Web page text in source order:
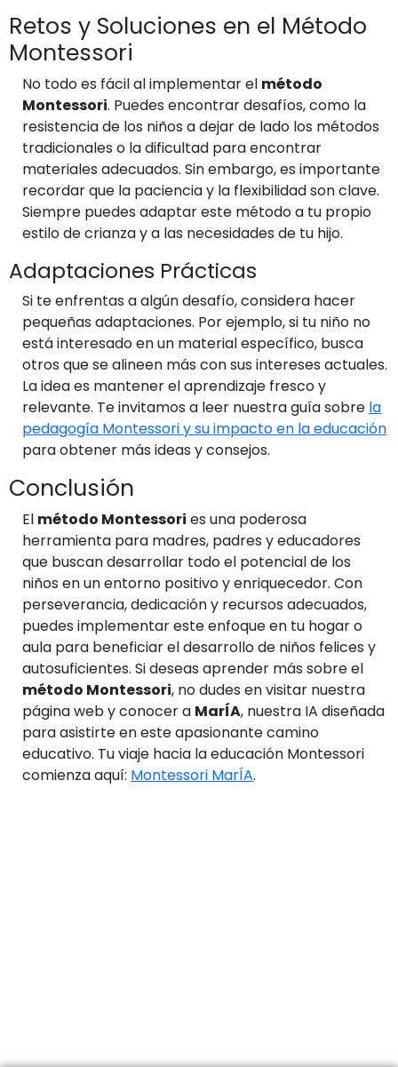
Retos y Soluciones en el Método
Montessori
No todo es fácil al implementar el método
Montessori. Puedes encontrar desafíos, como la
resistencia de los niños a dejar de lado los métodos
tradicionales o la dificultad para encontrar
materiales adecuados. Sin embargo, es importante
recordar que la paciencia y la flexibilidad son clave.
Siempre puedes adaptar este método a tu propio
estilo de crianza y a las necesidades de tu hijo.
Adaptaciones Prácticas
Si te enfrentas a algún desafío, considera hacer
pequeñas adaptaciones. Por ejemplo, si tu niño no
está interesado en un material específico, busca
otros que se alineen más con sus intereses actuales.
La idea es mantener el aprendizaje fresco y
relevante. Te invitamos a leer nuestra guía sobre la
pedagogía Montessori y su impacto en la educación
para obtener más ideas y consejos.
Conclusión
El método Montessori es una poderosa
herramienta para madres, padres y educadores
que buscan desarrollar todo el potencial de los
niños en un entorno positivo y enriquecedor. Con
perseverancia, dedicación y recursos adecuados,
puedes implementar este enfoque en tu hogar o
aula para beneficiar el desarrollo de niños felices y
autosuficientes. Si deseas aprender más sobre el
método Montessori, no dudes en visitar nuestra
página web y conocer a MarÍA, nuestra IA diseñada
para asistirte en este apasionante camino
educativo. Tu viaje hacia la educación Montessori
comienza aquí: Montessori MarÍA.